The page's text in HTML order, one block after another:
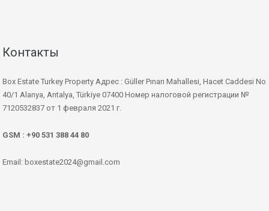
Контакты
Box Estate Turkey Property Адрес : Güller Pınarı Mahallesi, Hacet Caddesi No
40/1 Alanya, Antalya, Türkiye 07400 Номер налоговой регистрации №
7120532837 от 1 февраля 2021 г.
GSM : +90 531 388 44 80
Email: boxestate2024@gmail.com